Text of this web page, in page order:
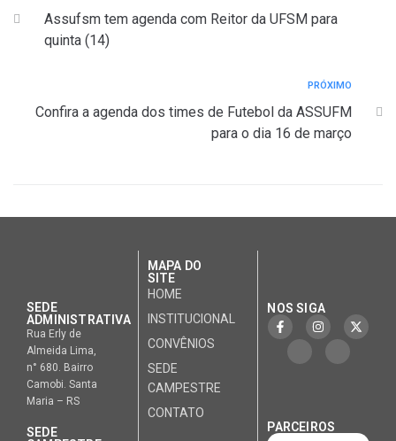
Assufsm tem agenda com Reitor da UFSM para
quinta (14)
PRÓXIMO
Confira a agenda dos times de Futebol da ASSUFM
para o dia 16 de março
SEDE
ADMINISTRATIVA
Rua Erly de
Almeida Lima,
n° 680. Bairro
Camobi. Santa
Maria – RS
SEDE
MAPA DO
SITE
HOME
INSTITUCIONAL
CONVÊNIOS
SEDE
CAMPESTRE
CONTATO
NOS SIGA
PARCEIROS